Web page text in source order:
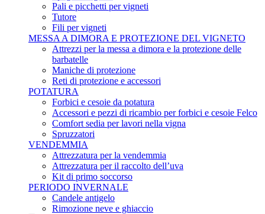
Pali e picchetti per vigneti
Tutore
Fili per vigneti
MESSA A DIMORA E PROTEZIONE DEL VIGNETO
Attrezzi per la messa a dimora e la protezione delle
barbatelle
Maniche di protezione
Reti di protezione e accessori
POTATURA
Forbici e cesoie da potatura
Accessori e pezzi di ricambio per forbici e cesoie Felco
Comfort sedia per lavori nella vigna
Spruzzatori
VENDEMMIA
Attrezzatura per la vendemmia
Attrezzatura per il raccolto dell’uva
Kit di primo soccorso
PERIODO INVERNALE
Candele antigelo
Rimozione neve e ghiaccio